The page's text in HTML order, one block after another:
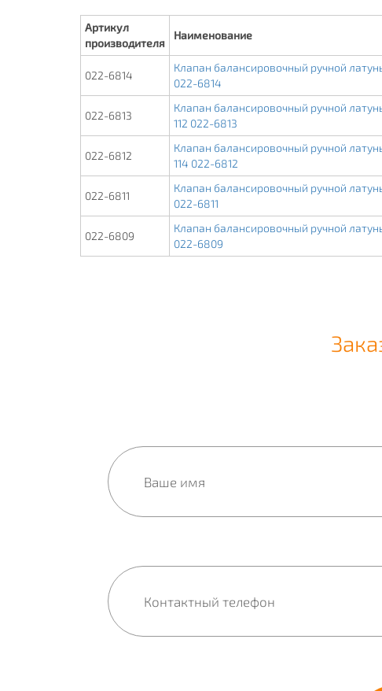
Артикул
производителя
Наименование
022-6814
Клапан балансировочный ручной
022-6814
022-6813
Клапан балансировочный ручной
112 022-6813
022-6812
Клапан балансировочный ручной
114 022-6812
022-6811
Клапан балансировочный ручной
022-6811
022-6809
Клапан балансировочный ручной
022-6809